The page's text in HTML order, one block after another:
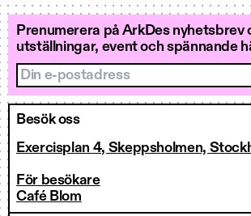
Prenumerera på ArkDes nyhetsbrev
utställningar, event och spännande
Din e-postadress
Besök oss
Exercisplan 4, Skeppsholmen,
För besökare
Café Blom